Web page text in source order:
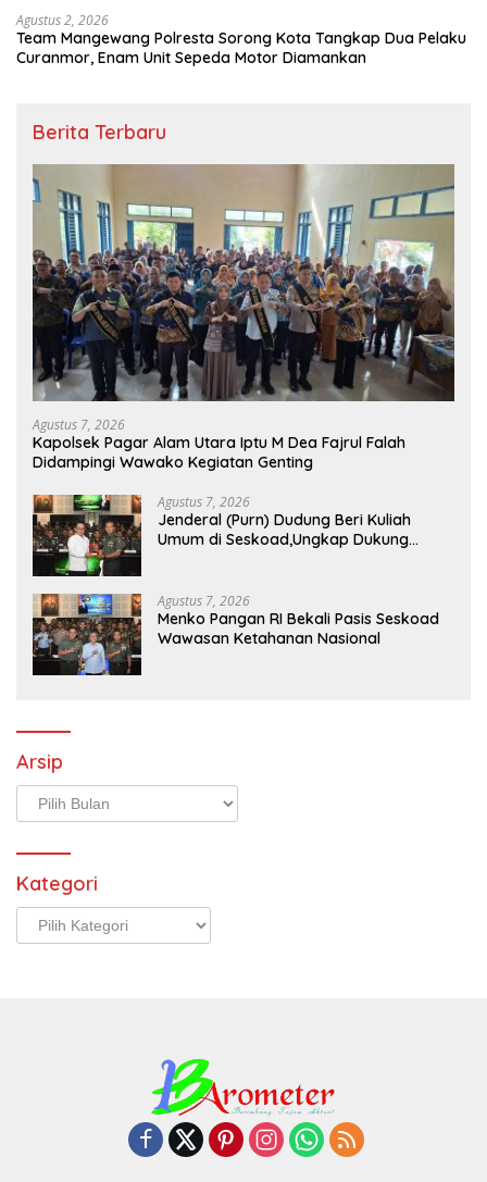
Agustus 2, 2026
Team Mangewang Polresta Sorong Kota Tangkap Dua Pelaku
Curanmor, Enam Unit Sepeda Motor Diamankan
Berita Terbaru
Agustus 7, 2026
Kapolsek Pagar Alam Utara Iptu M Dea Fajrul Falah
Didampingi Wawako Kegiatan Genting
Agustus 7, 2026
Jenderal (Purn) Dudung Beri Kuliah
Umum di Seskoad,Ungkap Dukung
Agustus 7, 2026
Menko Pangan RI Bekali Pasis Seskoad
Wawasan Ketahanan Nasional
Arsip
Arsip
Kategori
Kategori